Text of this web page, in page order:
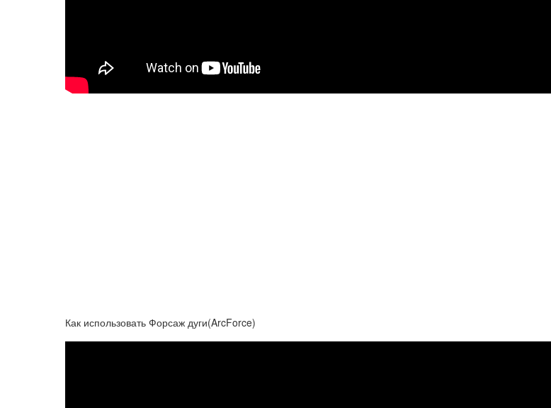
Как использовать Форсаж дуги(ArcForce)